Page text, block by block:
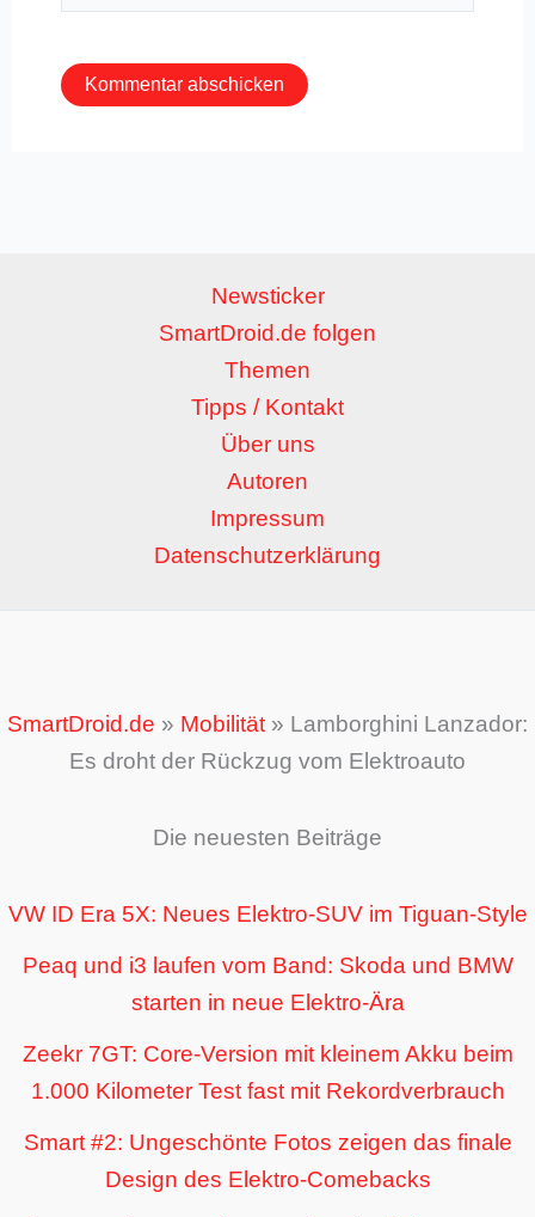
Newsticker
SmartDroid.de folgen
Themen
Tipps / Kontakt
Über uns
Autoren
Impressum
Datenschutzerklärung
SmartDroid.de » Mobilität » Lamborghini Lanzador:
Es droht der Rückzug vom Elektroauto
Die neuesten Beiträge
VW ID Era 5X: Neues Elektro-SUV im Tiguan-Style
Peaq und i3 laufen vom Band: Skoda und BMW
starten in neue Elektro-Ära
Zeekr 7GT: Core-Version mit kleinem Akku beim
1.000 Kilometer Test fast mit Rekordverbrauch
Smart #2: Ungeschönte Fotos zeigen das finale
Design des Elektro-Comebacks